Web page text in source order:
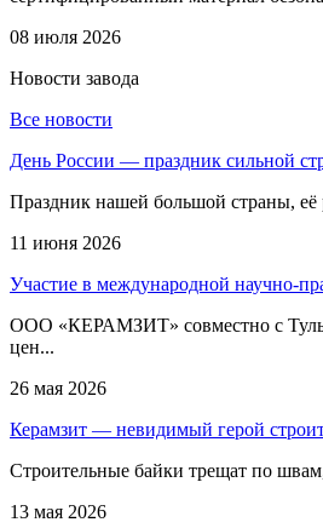
08 июля 2026
Новости завода
Все новости
День России — праздник сильной
Праздник нашей большой страны, её
11 июня 2026
Участие в международной научно-
ООО «КЕРАМЗИТ» совместно с
цен...
26 мая 2026
Керамзит — невидимый герой
Строительные байки трещат по
13 мая 2026